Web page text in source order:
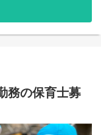
）
7:30～18:30
。伝達や相談もここ
務の保育士募